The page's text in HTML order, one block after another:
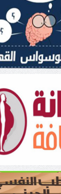
القهري
والنحافة